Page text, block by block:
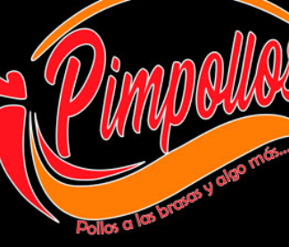
a contar con atención preferente
a contar con atención
y con discapacidad